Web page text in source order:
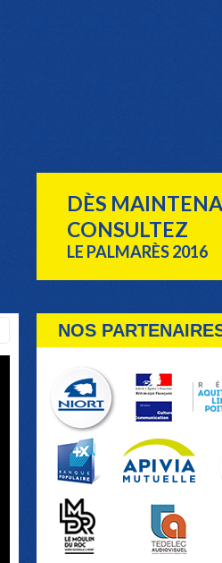
DÈS
CONSULTEZ
LE PALMARÈS 2016
NOS